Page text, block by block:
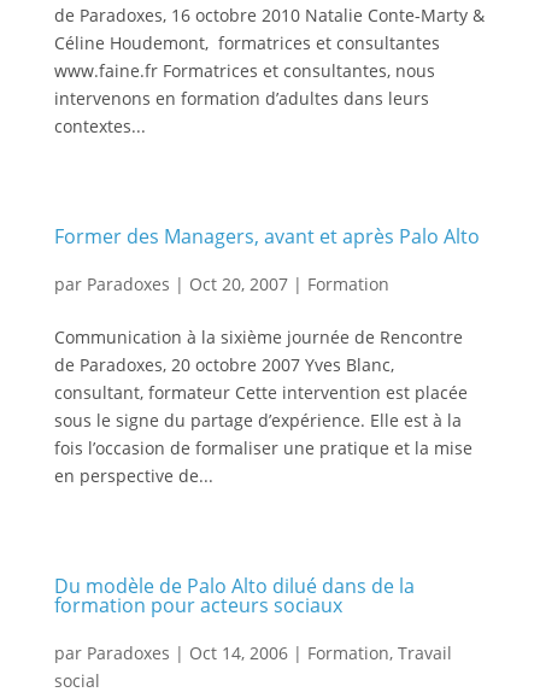
de Paradoxes, 16 octobre 2010 Natalie Conte-Marty &
Céline Houdemont, formatrices et consultantes
www.faine.fr Formatrices et consultantes, nous
intervenons en formation d’adultes dans leurs
contextes...
Former des Managers, avant et après Palo Alto
par Paradoxes | Oct 20, 2007| Formation
Communication à la sixième journée de Rencontre
de Paradoxes, 20 octobre 2007 Yves Blanc,
consultant, formateur Cette intervention est placée
sous le signe du partage d’expérience. Elle est à la
fois l’occasion de formaliser une pratique et la mise
en perspective de...
Du modèle de Palo Alto dilué dans de la
formation pour acteurs sociaux
par Paradoxes | Oct 14, 2006| Formation, Travail
social